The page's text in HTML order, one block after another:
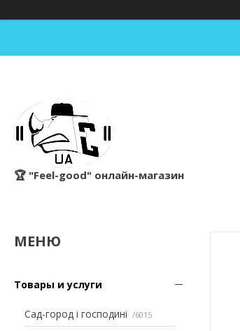
🏆 "Feel-good" онлайн-магазин
Товары и услуги
Сад-город і господині 6015